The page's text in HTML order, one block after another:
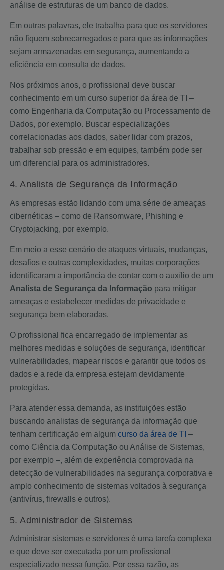
análise de estruturas de um banco de dados.
Em outras palavras, ele trabalha para que os servidores
não fiquem sobrecarregados e para que as informações
sejam armazenadas em segurança, aumentando a
eficiência em consulta de dados.
Nos próximos anos, o profissional deve buscar
conhecimento em um curso superior da área de TI –
como Engenharia da Computação ou Processamento de
Dados, por exemplo. Buscar especializações
correlacionadas aos dados, saber lidar com prazos,
trabalhar sob pressão e em equipes, também pode ser
um diferencial para os administradores.
4. Analista de Segurança da Informação
As empresas estão lidando com uma série de ameaças
cibernéticas – como de Ransomware, Phishing e
Cryptojacking, por exemplo.
Em meio a esse cenário de ataques virtuais, mudanças,
desafios e outras complexidades, muitas corporações
identificaram a importância de contar com o auxílio de um
Analista de Segurança da Informação para mitigar
ameaças e estabelecer medidas de privacidade e
segurança bem elaboradas.
O profissional fica encarregado de implementar as
melhores medidas e soluções de segurança, identificar
vulnerabilidades, mapear riscos e garantir que todos os
dados e a rede da empresa estejam devidamente
protegidas.
Para atender essa demanda, as instituições estão
buscando analistas de segurança da informação que
tenham certificação em algum curso da área de TI –
como Ciência da Computação ou Análise de Sistemas,
por exemplo –, além de experiência comprovada na
detecção de vulnerabilidades na segurança corporativa e
amplo conhecimento de sistemas voltados à segurança
(antivírus, firewalls e outros).
5. Administrador de Sistemas
Administrar sistemas e servidores é uma tarefa complexa
e que deve ser executada por um profissional
especializado nessa função. Por essa razão, as